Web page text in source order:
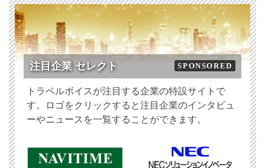
注目企業 セレクト SPONSORED
トラベルボイスが注目する企業の特設サイトで
す。ロゴをクリックすると注目企業のインタビュ
ーやニュースを一覧することができます。